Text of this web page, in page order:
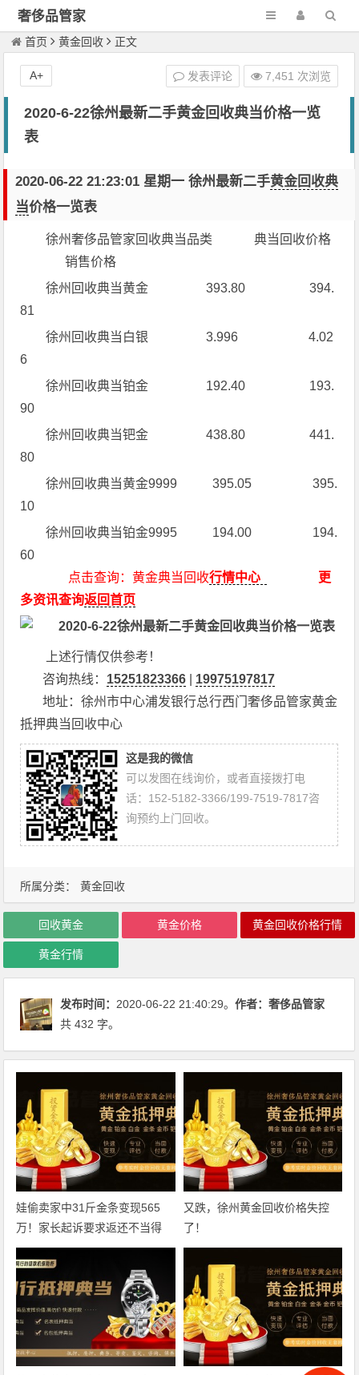
奢侈品管家
首页 黄金回收 正文
2020-6-22徐州最新二手黄金回收典当价格一览
表
发表评论 7,451 次浏览
A+
所属分类： 黄金回收
2020-06-22 21:23:01 星期一 徐州最新二手黄金回收典
当价格一览表
徐州奢侈品管家回收典当品类 典当回收价格
销售价格
徐州回收典当黄金 393.80 394.
81
徐州回收典当白银 3.996 4.02
6
徐州回收典当铂金 192.40 193.
90
徐州回收典当钯金 438.80 441.
80
徐州回收典当黄金9999 395.05 395.
10
徐州回收典当铂金9995 194.00 194.
60
点击查询：黄金典当回收行情中心
更
多资讯查询返回首页
上述行情仅供参考！
咨询热线： 15251823366
19975197817
地址：徐州市中心浦发银行总行西门奢侈品管家黄金
抵押典当回收中心
这是我的微信
可以发图在线询价，或者直接拨打电
话：152-5182-3366/199-7519-7817咨
询预约上门回收。
回收黄金 黄金价格 黄金回收价格行情
黄金行情
发布时间： 2020-06-22 21:40:29。作者：奢侈品管家
共 432 字。
娃偷卖家中31斤金条变现565
万！家长起诉要求返还不当得
利！
又跌，徐州黄金回收价格失控
了！